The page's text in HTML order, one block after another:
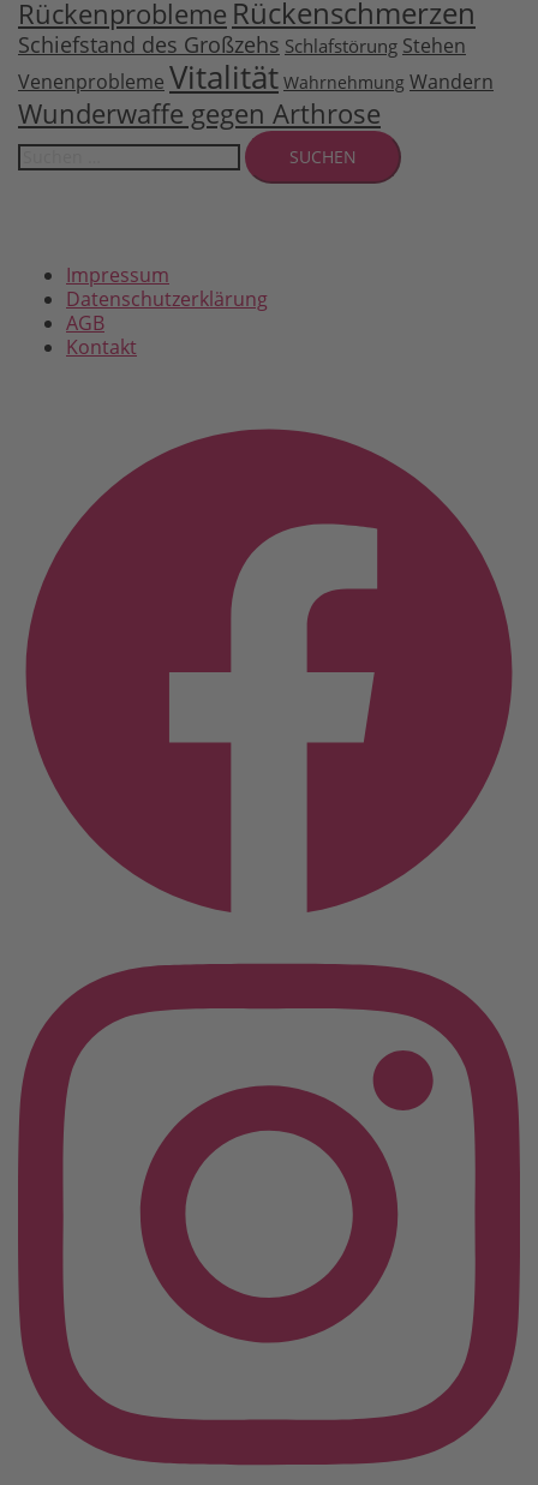
Rückenprobleme Rückenschmerzen
Schiefstand des Großzehs Schlafstörung Stehen
Venenprobleme Vitalität Wahrnehmung Wandern
Wunderwaffe gegen Arthrose
Suchen
nach:
Impressum
Datenschutzerklärung
AGB
Kontakt